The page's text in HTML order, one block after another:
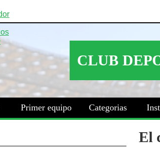
Primer equipo Categorias
El